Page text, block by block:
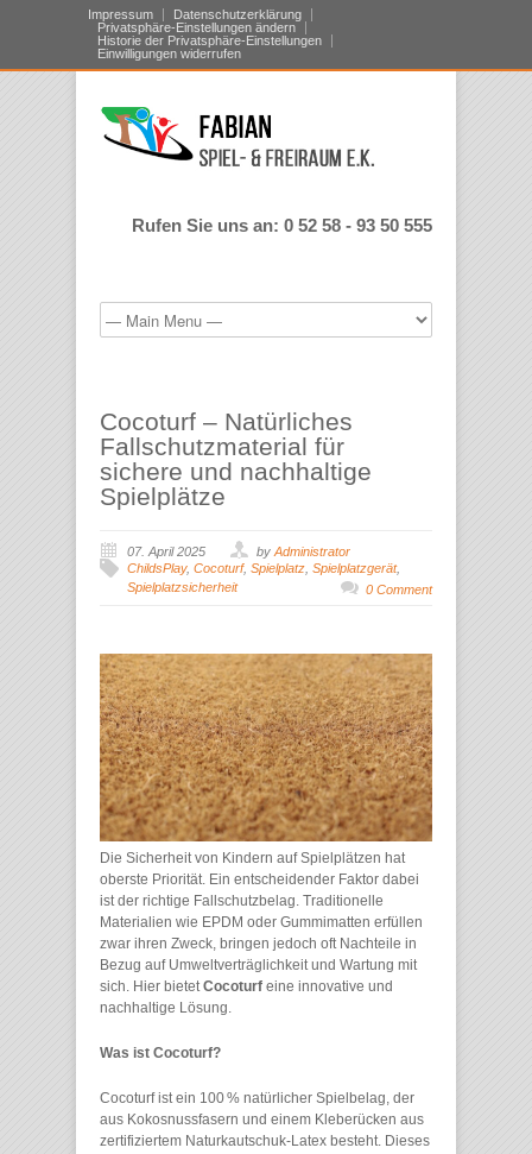
Impressum
Datenschutzerklärung
Privatsphäre-Einstellungen ändern
Historie der Privatsphäre-Einstellungen
Einwilligungen widerrufen
Rufen Sie uns an: 0 52 58 - 93 50 555
Cocoturf – Natürliches
Fallschutzmaterial für
sichere und nachhaltige
Spielplätze
07. April 2025 by Administrator
ChildsPlay, Cocoturf, Spielplatz Spielplatzgerät,
Spielplatzsicherheit
0 Comment
Die Sicherheit von Kindern auf Spielplätzen hat
oberste Priorität. Ein entscheidender Faktor dabei
ist der richtige Fallschutzbelag. Traditionelle
Materialien wie EPDM oder Gummimatten erfüllen
zwar ihren Zweck, bringen jedoch oft Nachteile in
Bezug auf Umweltverträglichkeit und Wartung mit
sich. Hier bietet Cocoturf eine innovative und
nachhaltige Lösung.
Was ist Cocoturf?
Cocoturf ist ein 100 % natürlicher Spielbelag, der
aus Kokosnussfasern und einem Kleberücken aus
zertifiziertem Naturkautschuk-Latex besteht. Dieses